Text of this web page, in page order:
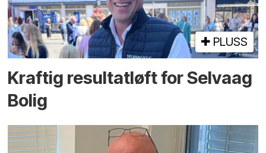
PLUSS
Kraftig resultatløft for Selvaag
Bolig